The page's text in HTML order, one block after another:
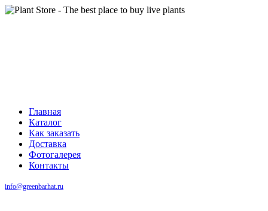
Главная
Каталог
Как заказать
Доставка
Фотогалерея
Контакты
info@greenbarhat.ru